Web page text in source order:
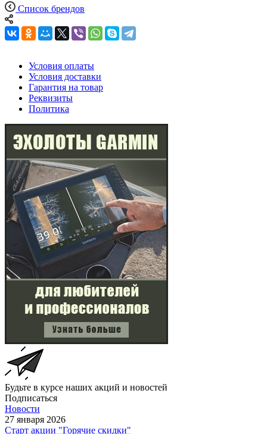
Список брендов
Условия оплаты
Условия доставки
Гарантия на товар
Реквизиты
Политика
Будьте в курсе наших акций и новостей
Подписаться
Новости
27 января 2026
Старт акции "Горячие скидки"